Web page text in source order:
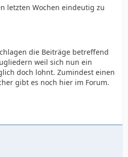
letzten Wochen eindeutig zu
die Beiträge betreffend
weil sich nun ein
doch lohnt. Zumindest einen
gibt es noch hier im Forum.